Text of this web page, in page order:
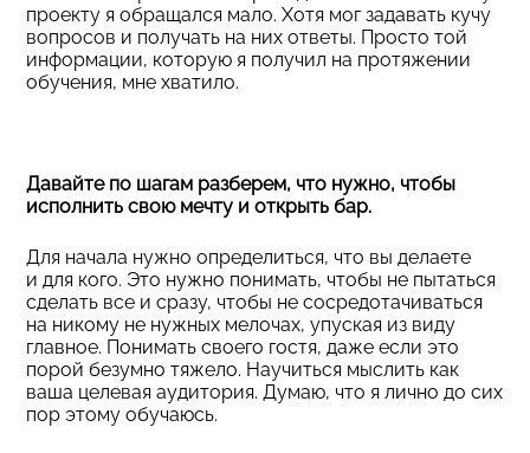
проекту я обращался мало. Хотя мог задавать кучу
вопросов и получать на них ответы. Просто той
информации, которую я получил на протяжении
обучения, мне хватило.
Давайте по шагам разберем, что нужно, чтобы
исполнить свою мечту и открыть бар.
Для начала нужно определиться, что вы делаете
и для кого. Это нужно понимать, чтобы не пытаться
сделать все и сразу, чтобы не сосредотачиваться
на никому не нужных мелочах, упуская из виду
главное. Понимать своего гостя, даже если это
порой безумно тяжело. Научиться мыслить как
ваша целевая аудитория. Думаю, что я лично до сих
пор этому обучаюсь.